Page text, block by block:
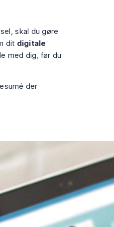
skal du gøre
dit digitale
med dig, før du
der